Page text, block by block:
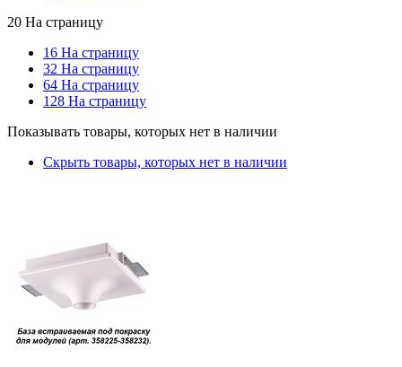
20 На страницу
16 На страницу
32 На страницу
64 На страницу
128 На страницу
Показывать товары, которых нет в наличии
Скрыть товары, которых нет в наличии